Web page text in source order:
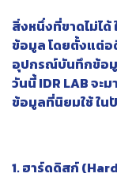
สิ่งหนึ่งที่ขาดไม่ได้
ข้อมูล โดยตั้งแต่อ
อุปกรณ์บันทึกข้อ
วันนี้ IDR LAB จ
ข้อมูลที่นิยมใช้ ใน
1. ​ฮาร์ดดิสก์